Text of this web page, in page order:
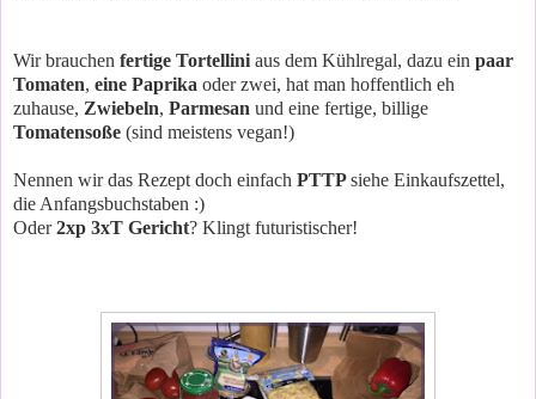
Wir brauchen fertige Tortellini aus dem Kühlregal, dazu ein paar
Tomaten, eine Paprika oder zwei, hat man hoffentlich eh
zuhause, Zwiebeln, Parmesan und eine fertige, billige
Tomatensoße (sind meistens vegan!)
Nennen wir das Rezept doch einfach PTTPsiehe Einkaufszettel,
die Anfangsbuchstaben :)
Oder2xp 3xT Gericht? Klingt futuristischer!